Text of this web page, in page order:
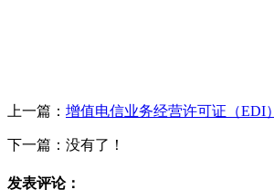
上一篇： 增值电信业务经营许可证（EDI）
下一篇：没有了！
发表评论：